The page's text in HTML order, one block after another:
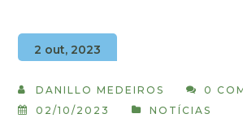
2 out, 2023
DANILLO MEDEIROS
0
02/10/2023
NOTÍCIAS